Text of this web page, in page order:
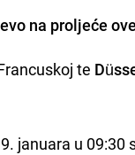
na proljeće
te
januara u 09:30